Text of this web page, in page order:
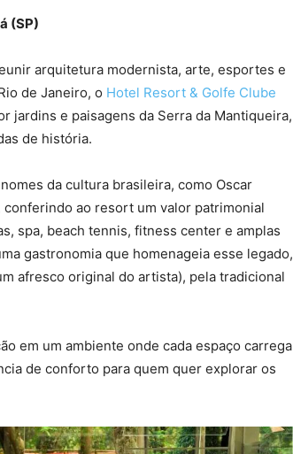
(SP)
arquitetura modernista, arte, esportes e
de Janeiro, o Hotel Resort & Golfe Clube
jardins e paisagens da Serra da Mantiqueira,
de história.
da cultura brasileira, como Oscar
conferindo ao resort um valor patrimonial
spa, beach tennis, fitness center e amplas
gastronomia que homenageia esse legado,
afresco original do artista), pela tradicional
em um ambiente onde cada espaço carrega
de conforto para quem quer explorar os